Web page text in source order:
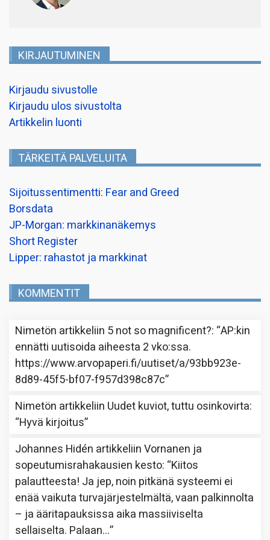
KIRJAUTUMINEN
Kirjaudu sivustolle
Kirjaudu ulos sivustolta
Artikkelin luonti
TÄRKEITÄ PALVELUITA
Sijoitussentimentti: Fear and Greed
Borsdata
JP-Morgan: markkinanäkemys
Short Register
Lipper: rahastot ja markkinat
KOMMENTIT
Nimetön artikkeliin 5 not so magnificent?: “AP:kin
ennätti uutisoida aiheesta 2 vko:ssa.
https://www.arvopaperi.fi/uutiset/a/93bb923e-
8d89-45f5-bf07-f957d398c87c”
Nimetön artikkeliin Uudet kuviot, tuttu osinkovirta:
“Hyvä kirjoitus”
Johannes Hidén artikkeliinVornanen ja
sopeutumisrahakausien kesto: “Kiitos
palautteesta! Ja jep, noin pitkänä systeemi ei
enää vaikuta turvajärjestelmältä, vaan palkinnolta
– ja ääritapauksissa aika massiiviselta
sellaiselta. Palaan…”